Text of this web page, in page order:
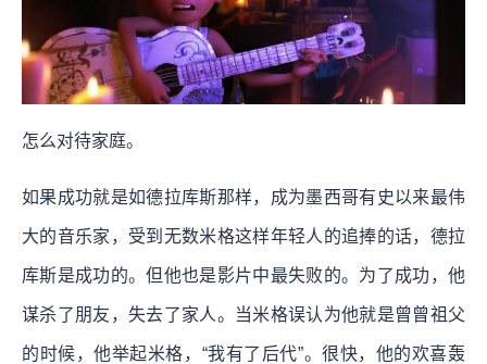
怎么对待家庭。
如果成功就是如德拉库斯那样，成为墨西哥有史以来最伟
大的音乐家，受到无数米格这样年轻人的追捧的话，德拉
库斯是成功的。但他也是影片中最失败的。为了成功，他
谋杀了朋友，失去了家人。当米格误认为他就是曾曾祖父
的时候，他举起米格，“我有了后代”。很快，他的欢喜轰